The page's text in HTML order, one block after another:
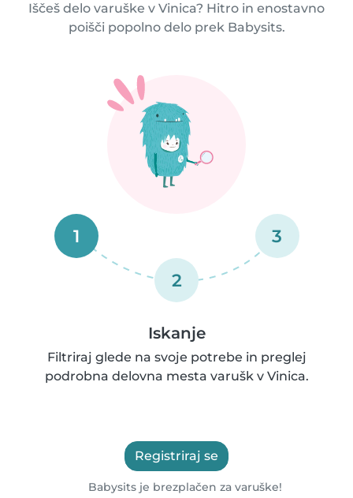
Iščeš delo varuške v Vinica? Hitro in enostavno
poišči popolno delo prek Babysits.
1
2
3
Iskanje
Filtriraj glede na svoje potrebe in preglej
podrobna delovna mesta varušk v Vinica.
Registriraj se
Babysits je brezplačen za varuške!